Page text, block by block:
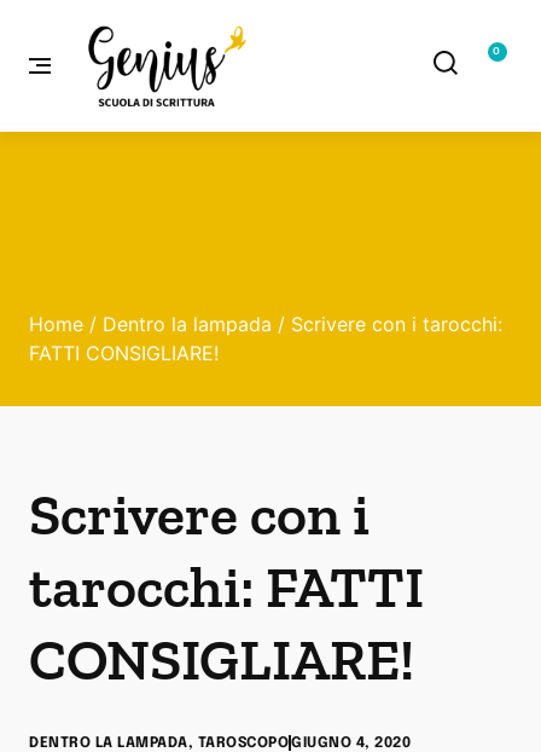
0
Home / Dentro la lampada / Scrivere con i tarocchi:
FATTI CONSIGLIARE!
Scrivere con i
tarocchi: FATTI
CONSIGLIARE!
DENTRO LA LAMPADA, TAROSCOPOGIUGNO 4, 2020